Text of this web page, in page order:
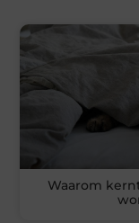
Waarom